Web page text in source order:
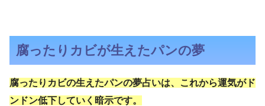
腐ったりカビが生えたパンの夢
腐ったりカビの生えたパンの夢占いは、これから運気がド
ンドン低下していく暗示です。